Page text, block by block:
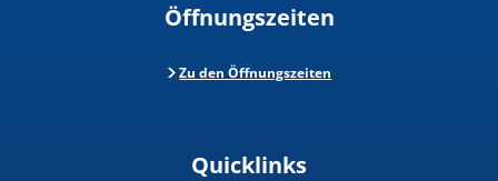
Öffnungszeiten
Zu den Öffnungszeiten
Quicklinks